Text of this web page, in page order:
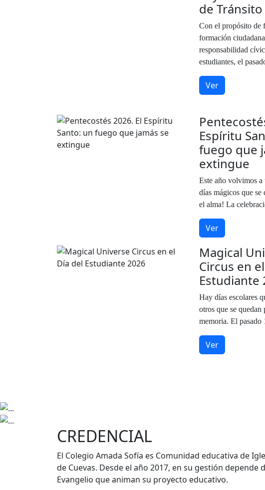
de Tránsito
Con el propósito de
formación
responsabilidad
estudiantes, el
Ver
Espíritu
fuego que
extingue
Este año volvimos
días mágicos que se
el alma! La
Ver
Magical
Circus en
Estudiante
Hay días escolares
otros que se quedan
memoria. El pasado
Ver
CREDENCIAL
El Colegio Amada Sofía es Comunidad educativa de
de Cuevas. Desde el año 2017, en su gestión
Evangelio que animan su proyecto educativo.